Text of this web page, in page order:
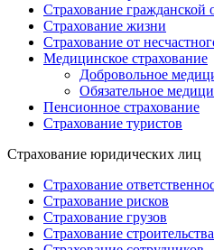
Страхование гражданской
Страхование жизни
Страхование от
Медицинское страхование
Добровольное
Обязательное
Пенсионное страхование
Страхование туристов
Страхование юридических лиц
Страхование
Страхование рисков
Страхование грузов
Страхование строительства